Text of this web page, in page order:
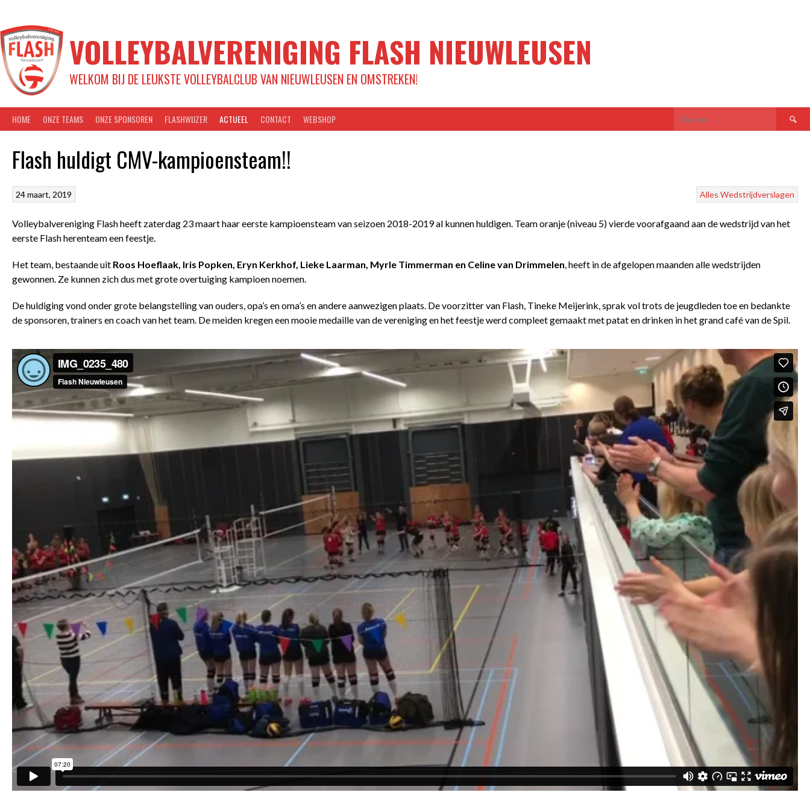
inhoud
VOLLEYBALVERENIGING FLASH NIEUWLEUSEN
WELKOM BIJ DE LEUKSTE VOLLEYBALCLUB VAN NIEUWLEUSEN EN OMSTREKEN!
HOME ONZE TEAMS ONZE SPONSOREN FLASHWIJZER ACTUEEL CONTACT WEBSHOP
Zoeken
naar:
Flash huldigt CMV-kampioensteam!!
Alles Wedstrijdverslagen
24 maart, 2019
Volleybalvereniging Flash heeft zaterdag 23 maart haar eerste kampioensteam van seizoen 2018-2019 al kunnen huldigen. Team oranje (niveau 5) vierde voorafgaand aan de wedstrijd van het
eerste Flash herenteam een feestje.
Het team, bestaande uit Roos Hoeflaak, Iris Popken, Eryn Kerkhof, Lieke Laarman, Myrle Timmerman en Celine van Drimmelen , heeft in de afgelopen maanden alle wedstrijden
gewonnen. Ze kunnen zich dus met grote overtuiging kampioen noemen.
De huldiging vond onder grote belangstelling van ouders, opa’s en oma’s en andere aanwezigen plaats. De voorzitter van Flash, Tineke Meijerink, sprak vol trots de jeugdleden toe en bedankte
de sponsoren, trainers en coach van het team. De meiden kregen een mooie medaille van de vereniging en het feestje werd compleet gemaakt met patat en drinken in het grand café van de Spil.